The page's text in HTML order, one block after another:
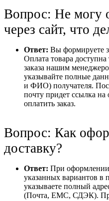
Вопрос: Не могу
через сайт, что
Ответ: Вы формируете
Оплата товара
заказа нашим
указывайте полные
и ФИО) получателя.
почту придет ссылка на
оплатить заказ.
Вопрос: Как
доставку?
Ответ: При
указанных вариантов в
указываете полный
(Почта, ЕМС, СДЭК).